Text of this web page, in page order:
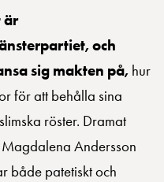
är
och
sig makten på, hur
för att behålla sina
röster. Dramat
Andersson
både patetiskt och